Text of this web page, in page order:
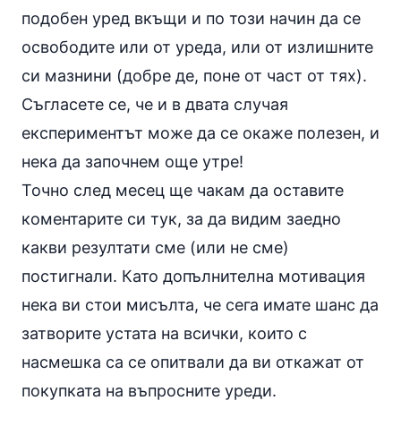
подобен уред вкъщи и по този начин да се
освободите или от уреда, или от излишните
си мазнини (добре де, поне от част от тях).
Съгласете се, че и в двата случая
експериментът може да се окаже полезен, и
нека да започнем още утре!
Точно след месец ще чакам да оставите
коментарите си тук, за да видим заедно
какви резултати сме (или не сме)
постигнали. Като допълнителна мотивация
нека ви стои мисълта, че сега имате шанс да
затворите устата на всички, които с
насмешка са се опитвали да ви откажат от
покупката на въпросните уреди.